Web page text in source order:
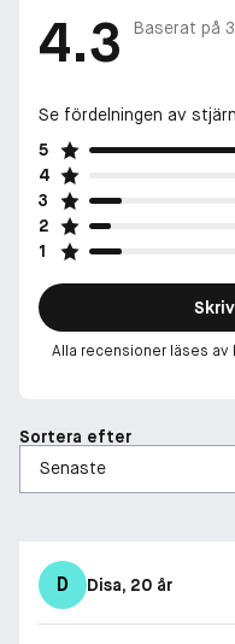
4.3 Baserat på
Se fördelningen av
5
4
3
2
1
Alla recensioner läses av
Sortera efter
D Disa, 20 år